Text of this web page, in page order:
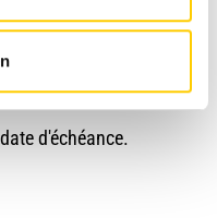
automatisé
d'échéance.